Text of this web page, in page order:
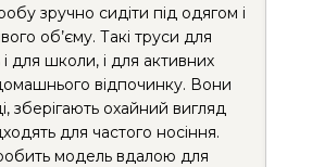
зручно сидіти під одягом і
об’єму. Такі труси для
і для школи, і для активних
відпочинку. Вони
зберігають охайний вигляд
для частого носіння.
модель вдалою для